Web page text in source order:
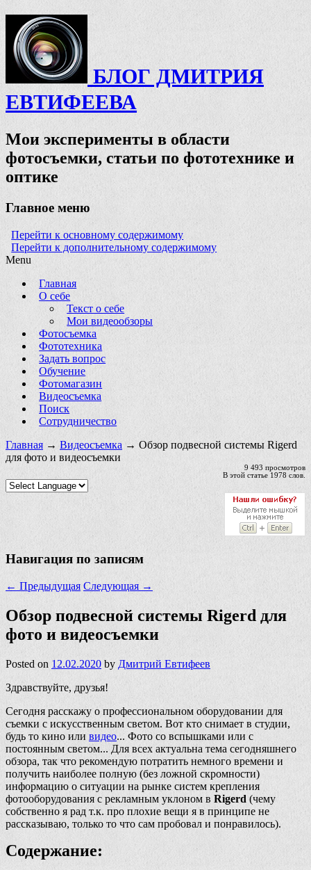
БЛОГ ДМИТРИЯ
ЕВТИФЕЕВА
Мои эксперименты в области
фотосъемки, статьи по фототехнике и
оптике
Главное меню
Перейти к основному содержимому
Перейти к дополнительному содержимому
Menu
Главная
О себе
Текст о себе
Мои видеообзоры
Фотосъемка
Фототехника
Задать вопрос
Обучение
Фотомагазин
Видеосъемка
Поиск
Сотрудничество
Главная → Видеосъемка → Обзор подвесной системы Rigerd
для фото и видеосъемки
9 493 просмотров
В этой статье 1978 слов.
Навигация по записям
← Предыдущая Следующая →
Обзор подвесной системы Rigerd для
фото и видеосъемки
Posted on 12.02.2020 by Дмитрий Евтифеев
Здравствуйте, друзья!
Сегодня расскажу о профессиональном оборудовании для
съемки с искусственным светом. Вот кто снимает в студии,
будь то кино или видео... Фото со вспышками или с
постоянным светом... Для всех актуальна тема сегодняшнего
обзора, так что рекомендую потратить немного времени и
получить наиболее полную (без ложной скромности)
информацию о ситуации на рынке систем крепления
фотооборудования с рекламным уклоном в Rigerd (чему
собственно я рад т.к. про плохие вещи я в принципе не
рассказываю, только то что сам пробовал и понравилось).
Содержание: